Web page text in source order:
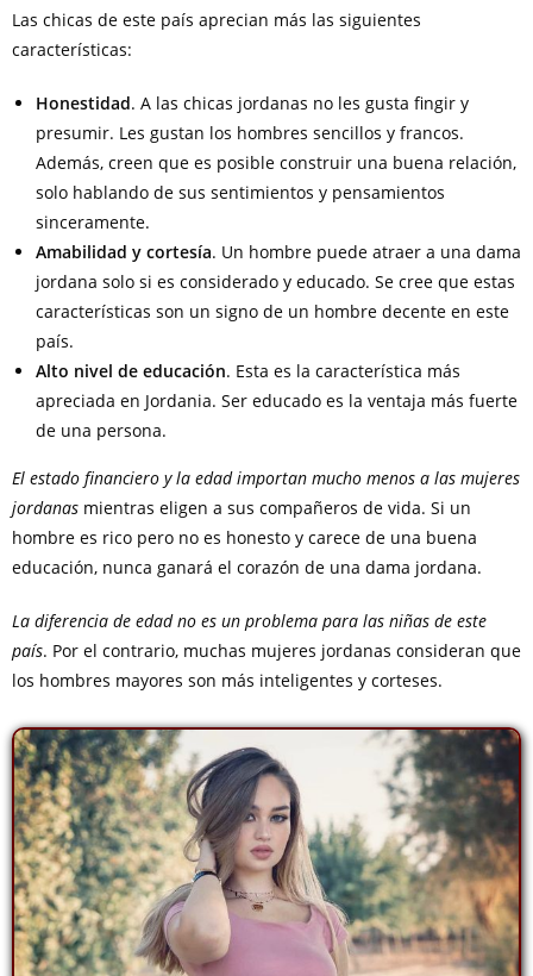
Las chicas de este país aprecian más las siguientes
características:
Honestidad. A las chicas jordanas no les gusta fingir y
presumir. Les gustan los hombres sencillos y francos.
Además, creen que es posible construir una buena relación,
solo hablando de sus sentimientos y pensamientos
sinceramente.
Amabilidad y cortesía. Un hombre puede atraer a una dama
jordana solo si es considerado y educado. Se cree que estas
características son un signo de un hombre decente en este
país.
Alto nivel de educación. Esta es la característica más
apreciada en Jordania. Ser educado es la ventaja más fuerte
de una persona.
El estado financiero y la edad importan mucho menos a las mujeres
jordanasmientras eligen a sus compañeros de vida. Si un
hombre es rico pero no es honesto y carece de una buena
educación, nunca ganará el corazón de una dama jordana.
La diferencia de edad no es un problema para las niñas de este
país. Por el contrario, muchas mujeres jordanas consideran que
los hombres mayores son más inteligentes y corteses.